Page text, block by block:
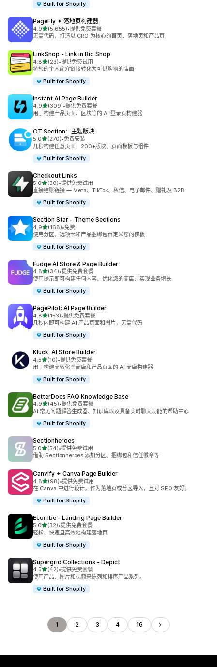
Built for Shopify
PageFly ✦ 落地页构建器
4.9星（满分 5 星）
(5,655)
总共 5655 条评论
•提供免费套餐
无需代码，打造以 CRO 为核心的首页、落地页和产品页
LinkShop ‑ Link in Bio Shop
4.8星（满分 5 星）
(23)
总共 23 条评论
•提供免费试用
将您的个人简介链接转化为可供购物的店面
Built for Shopify
Instant AI Page Builder
4.9星（满分 5 星）
(309)
总共 309 条评论
•提供免费套餐
用于构建产品页面、区块等的 AI 登录页构建器
OT Section：主题版块
5.0星（满分 5 星）
(270)
总共 270 条评论
•免费安装
几秒构建任意页面：200+版块、页面模板与组件
Built for Shopify
Checkout Links
5.0星（满分 5 星）
(30)
总共 30 条评论
•提供免费试用
直接结账链接 — Meta、TikTok、私信、电子邮件、赠礼及 B2B
Built for Shopify
Section Star ‑ Theme Sections
4.9星（满分 5 星）
(168)
总共 168 条评论
•免费
使用分区、选项卡和产品捆绑包自定义您的模板
Built for Shopify
Fudge AI Store & Page Builder
4.8星（满分 5 星）
(34)
总共 34 条评论
•提供免费套餐
使用提示即可构建任何内容、优化您的商店并实现业务增长
Built for Shopify
PagePilot: AI Page Builder
4.8星（满分 5 星）
(153)
总共 153 条评论
•提供免费套餐
几秒内即可构建 AI 产品页面和图片，无需代码
Built for Shopify
Kluck: AI Store Builder
4.5星（满分 5 星）
(10)
总共 10 条评论
•提供免费套餐
用于构建高转化率商店和产品页面的 AI 商店构建器
Built for Shopify
BetterDocs FAQ Knowledge Base
4.9星（满分 5 星）
(45)
总共 45 条评论
•提供免费套餐
AI 常见问题解答生成器、知识库以及具备实时聊天功能的帮助中心
Built for Shopify
Sectionheroes
5.0星（满分 5 星）
(54)
总共 54 条评论
•提供免费试用
借助 Sectionheroes 添加分区、捆绑包和信任徽章等
Canvify ✦ Canva Page Builder
4.8星（满分 5 星）
(98)
总共 98 条评论
•提供免费试用
在 Canva 中进行设计。作为落地页或分区导入，且对 SEO 友好。
Built for Shopify
Ecombe ‑ Landing Page Builder
5.0星（满分 5 星）
(32)
总共 32 条评论
•提供免费套餐
轻松、快速且高效地构建落地页
Built for Shopify
Supergrid Collections ‑ Depict
4.5星（满分 5 星）
(42)
总共 42 条评论
•提供免费套餐
使用产品、图片和视频来陈列和排序产品系列。
Built for Shopify
1 2 3 4 16